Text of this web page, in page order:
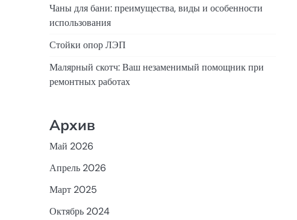
Чаны для бани: преимущества, виды и особенности
использования
Стойки опор ЛЭП
Малярный скотч: Ваш незаменимый помощник при
ремонтных работах
Архив
Май 2026
Апрель 2026
Март 2025
Октябрь 2024